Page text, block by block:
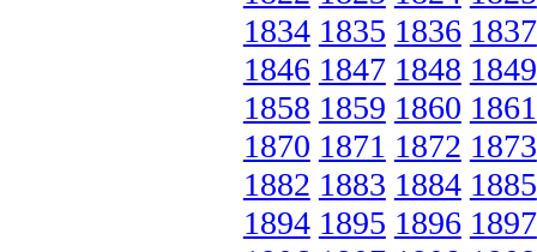
1834 1835 1836 1837
1846 1847 1848 1849
1858 1859 1860 1861
1870 1871 1872 1873
1882 1883 1884 1885
1894 1895 1896 1897